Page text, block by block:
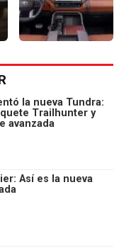
la nueva Tundra:
Trailhunter y
avanzada
Así es la nueva